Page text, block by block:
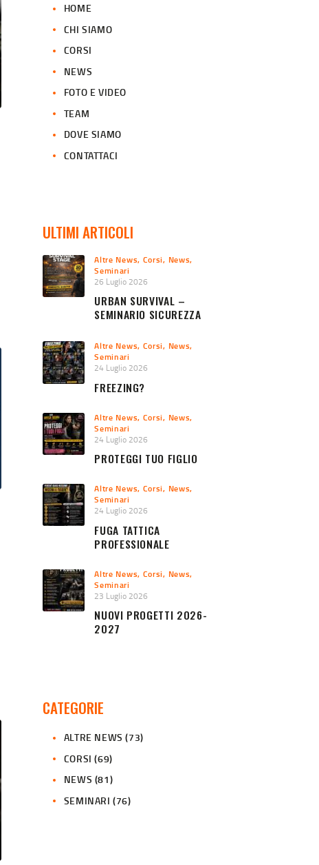
HOME
CHI SIAMO
CORSI
NEWS
FOTO E VIDEO
TEAM
DOVE SIAMO
CONTATTACI
ULTIMI ARTICOLI
Altre News, Corsi, News,
Seminari
26 Luglio 2026
URBAN SURVIVAL –
SEMINARIO SICUREZZA
Altre News, Corsi, News,
Seminari
24 Luglio 2026
FREEZING?
Altre News, Corsi, News,
Seminari
24 Luglio 2026
PROTEGGI TUO FIGLIO
Altre News, Corsi, News,
Seminari
24 Luglio 2026
FUGA TATTICA
PROFESSIONALE
Altre News, Corsi, News,
Seminari
23 Luglio 2026
NUOVI PROGETTI 2026-
2027
CATEGORIE
ALTRE NEWS (73)
CORSI (69)
NEWS (81)
SEMINARI (76)